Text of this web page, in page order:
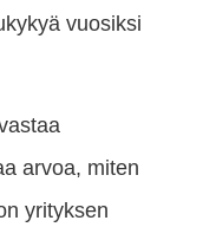
vuosiksi
arvoa, miten
yrityksen